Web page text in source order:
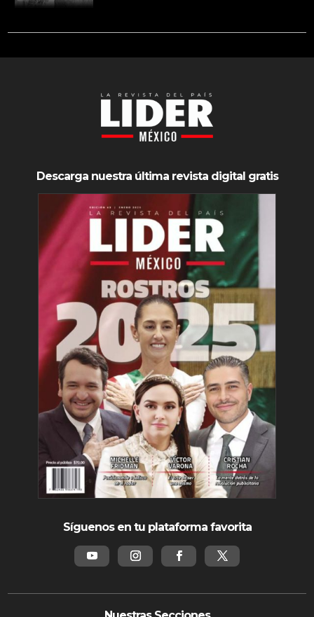
Descarga nuestra última revista digital gratis
Síguenos en tu plataforma favorita